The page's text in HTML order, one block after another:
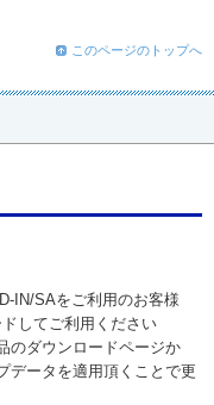
このページのトップへ
IN/SAをご利用のお客様
してご利用ください
のダウンロードページか
データを適用頂くことで更